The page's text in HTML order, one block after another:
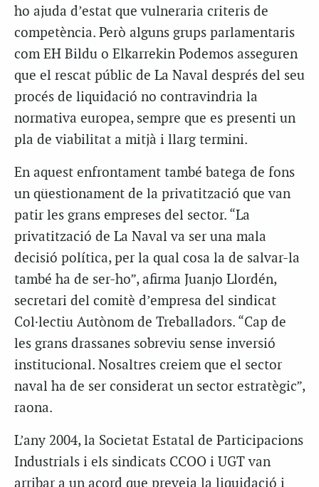
ho ajuda d’estat que vulneraria criteris de
competència. Però alguns grups parlamentaris
com EH Bildu o Elkarrekin Podemos asseguren
que el rescat públic de La Naval després del seu
procés de liquidació no contravindria la
normativa europea, sempre que es presenti un
pla de viabilitat a mitjà i llarg termini.
En aquest enfrontament també batega de fons
un qüestionament de la privatització que van
patir les grans empreses del sector. “La
privatització de La Naval va ser una mala
decisió política, per la qual cosa la de salvar-la
també ha de ser-ho”, afirma Juanjo Llordén,
secretari del comitè d’empresa del sindicat
Col·lectiu Autònom de Treballadors. “Cap de
les grans drassanes sobreviu sense inversió
institucional. Nosaltres creiem que el sector
naval ha de ser considerat un sector estratègic”,
raona.
L’any 2004, la Societat Estatal de Participacions
Industrials i els sindicats CCOO i UGT van